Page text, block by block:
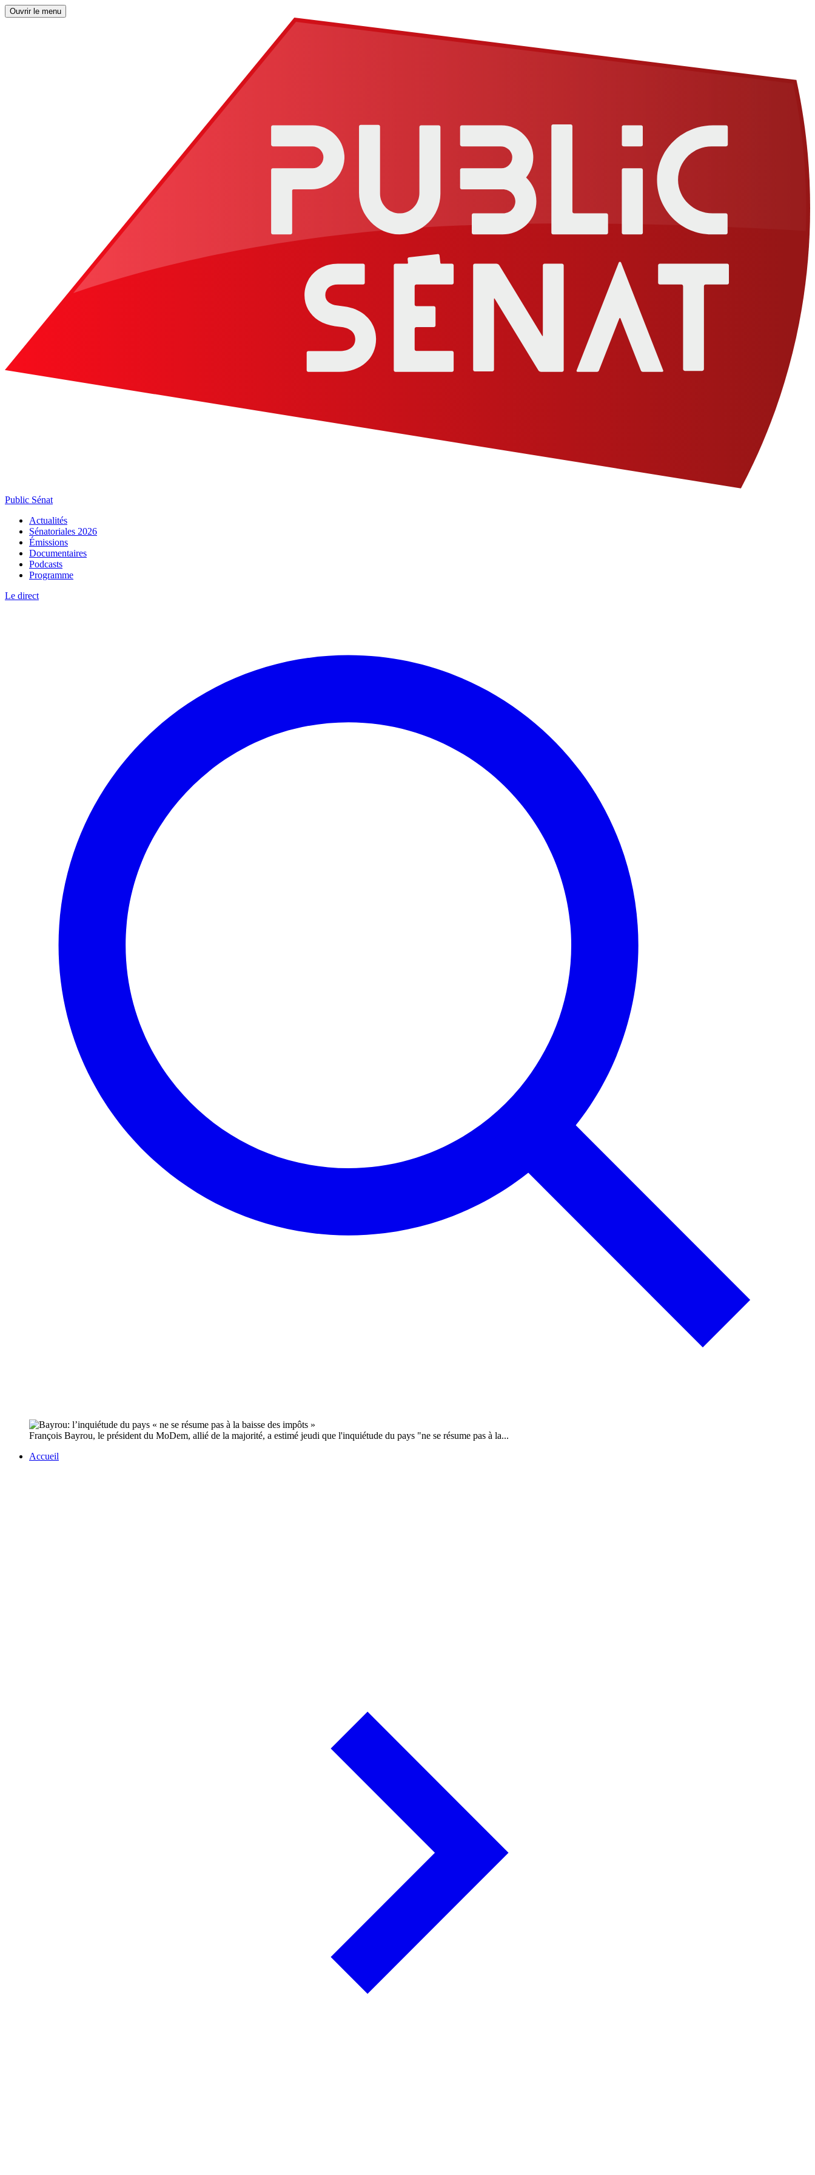
Ouvrir le menu
Public Sénat
Actualités
Sénatoriales 2026
Émissions
Documentaires
Podcasts
Programme
Le direct
François Bayrou, le président du MoDem, allié de la majorité, a estimé jeudi que l'inquiétude du pays "ne se résume pas à la...
Accueil